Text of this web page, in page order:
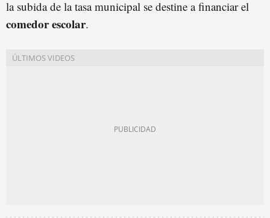
la subida de la tasa municipal se destine a financiar el
comedor escolar.